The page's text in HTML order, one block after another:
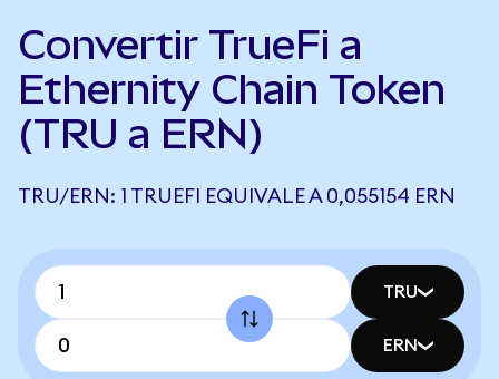
Convertir TrueFi a
Ethernity Chain Token
(TRU a ERN)
TRU/ERN: 1 TRUEFI EQUIVALE A 0,055154 ERN
TRU
ERN